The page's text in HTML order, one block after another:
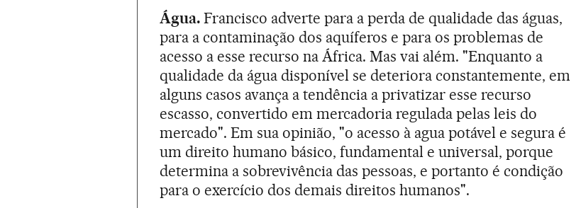
Água. Francisco adverte para a perda de qualidade das águas,
para a contaminação dos aquíferos e para os problemas de
acesso a esse recurso na África. Mas vai além. "Enquanto a
qualidade da água disponível se deteriora constantemente, em
alguns casos avança a tendência a privatizar esse recurso
escasso, convertido em mercadoria regulada pelas leis do
mercado". Em sua opinião, "o acesso à agua potável e segura é
um direito humano básico, fundamental e universal, porque
determina a sobrevivência das pessoas, e portanto é condição
para o exercício dos demais direitos humanos".